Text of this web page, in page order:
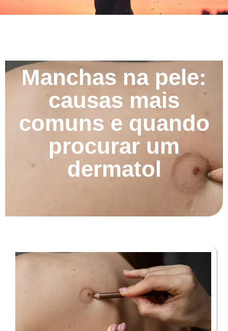
Manchas na pele:
causas mais
comuns e quando
procurar um
dermatol